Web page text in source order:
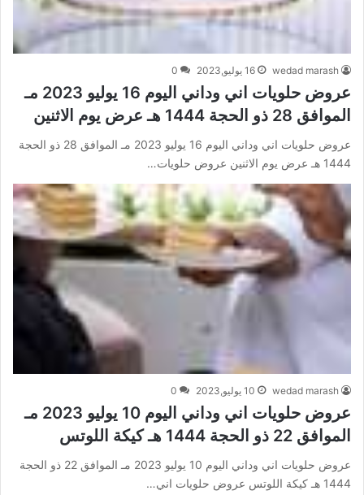
wedad marash 16 يوليو,2023 0
عروض حلويات اني وداني اليوم 16 يوليو 2023 مـ
الموافق 28 ذو الحجة 1444 هـ عرض يوم الاثنين
عروض حلويات اني وداني اليوم 16 يوليو 2023 مـ الموافق 28 ذو الحجة
1444 هـ عرض يوم الاثنين عروض حلويات…
wedad marash 10 يوليو,2023 0
عروض حلويات اني وداني اليوم 10 يوليو 2023 مـ
الموافق 22 ذو الحجة 1444 هـ كيكة اللوتس
عروض حلويات اني وداني اليوم 10 يوليو 2023 مـ الموافق 22 ذو الحجة
1444 هـ كيكة اللوتس عروض حلويات اني…